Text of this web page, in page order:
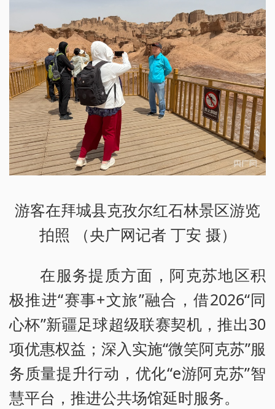
游客在拜城县克孜尔红石林景区游览
拍照 （央广网记者 丁安 摄）
在服务提质方面，阿克苏地区积
极推进“赛事+文旅”融合，借2026“同
心杯”新疆足球超级联赛契机，推出30
项优惠权益；深入实施“微笑阿克苏”服
务质量提升行动，优化“e游阿克苏”智
慧平台，推进公共场馆延时服务。